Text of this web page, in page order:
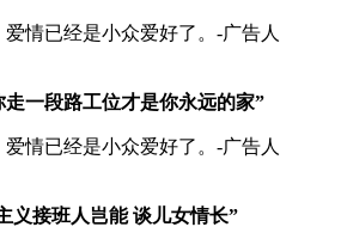
走一段路工位才是你永远的家”
义接班人岂能 谈儿女情长”